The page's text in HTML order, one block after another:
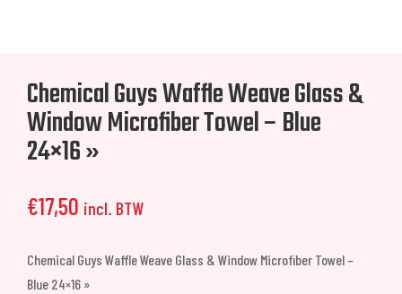
Chemical Guys Waffle Weave Glass &
Window Microfiber Towel – Blue
24×16 »
€17,50 incl. BTW
Chemical Guys Waffle Weave Glass & Window Microfiber Towel –
Blue 24×16 »